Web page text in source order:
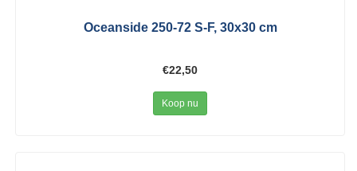
Oceanside 250-72 S-F, 30x30 cm
€22,50
Koop nu